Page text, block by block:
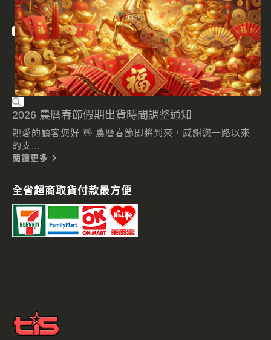
2026 農曆春節假期出貨時間調整通知
親愛的顧客您好 👋 農曆春節即將到來，感謝您一路以來
的支...
閱讀更多
全省超商取貨付款最方便